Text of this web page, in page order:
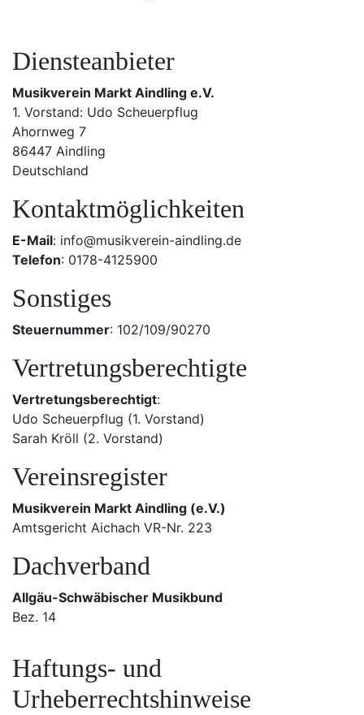
Diensteanbieter
Musikverein Markt Aindling e.V.
1. Vorstand: Udo Scheuerpflug
Ahornweg 7
86447 Aindling
Deutschland
Kontaktmöglichkeiten
E-Mail: info@musikverein-aindling.de
Telefon: 0178-4125900
Sonstiges
Steuernummer: 102/109/90270
Vertretungsberechtigte
Vertretungsberechtigt:
Udo Scheuerpflug (1. Vorstand)
Sarah Kröll (2. Vorstand)
Vereinsregister
Musikverein Markt Aindling (e.V.)
Amtsgericht Aichach VR-Nr. 223
Dachverband
Allgäu-Schwäbischer Musikbund
Bez. 14
Haftungs- und
Urheberrechtshinweise